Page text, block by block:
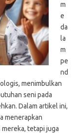
m
e
da
la
m
pe
nd
menimbulkan
seni pada
Dalam artikel ini,
menerapkan
tetapi juga